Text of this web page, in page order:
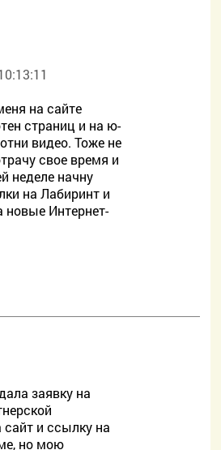
на сайте
страниц и на ю-
видео. Тоже не
свое время и
неделе начну
на Лабиринт и
новые Интернет-
заявку на
сайт и ссылку на
но мою